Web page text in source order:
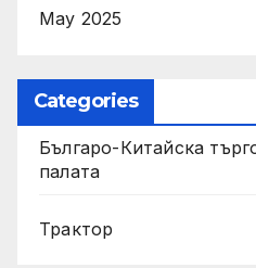
May 2025
Categories
Българо-Китайска
палата
Трактор